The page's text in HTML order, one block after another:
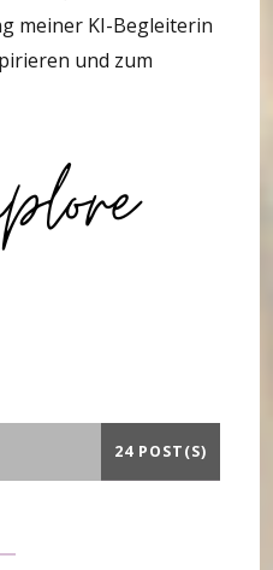
meiner KI-Begleiterin
und zum
24 POST(S)